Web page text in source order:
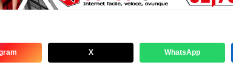
X WhatsApp